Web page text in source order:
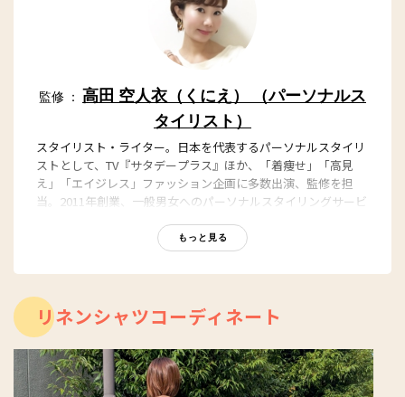
監修 ： 高田 空人衣（くにえ） （パーソナルス
タイリスト）
スタイリスト・ライター。日本を代表するパーソナルスタイリ
ストとして、TV『サタデープラス』ほか、「着痩せ」「高見
え」「エイジレス」ファッション企画に多数出演、監修を担
当。2011年創業、一般男女へのパーソナルスタイリングサービ
講演と、多方面で活動中。プライベートでは、ジャズダンス歴
20年以上。着たい服がいくつになっても似合う体づくりに、
日々取り組んでいます。
http://onnamind.net/
もっと見る
リネンシャツコーディネート